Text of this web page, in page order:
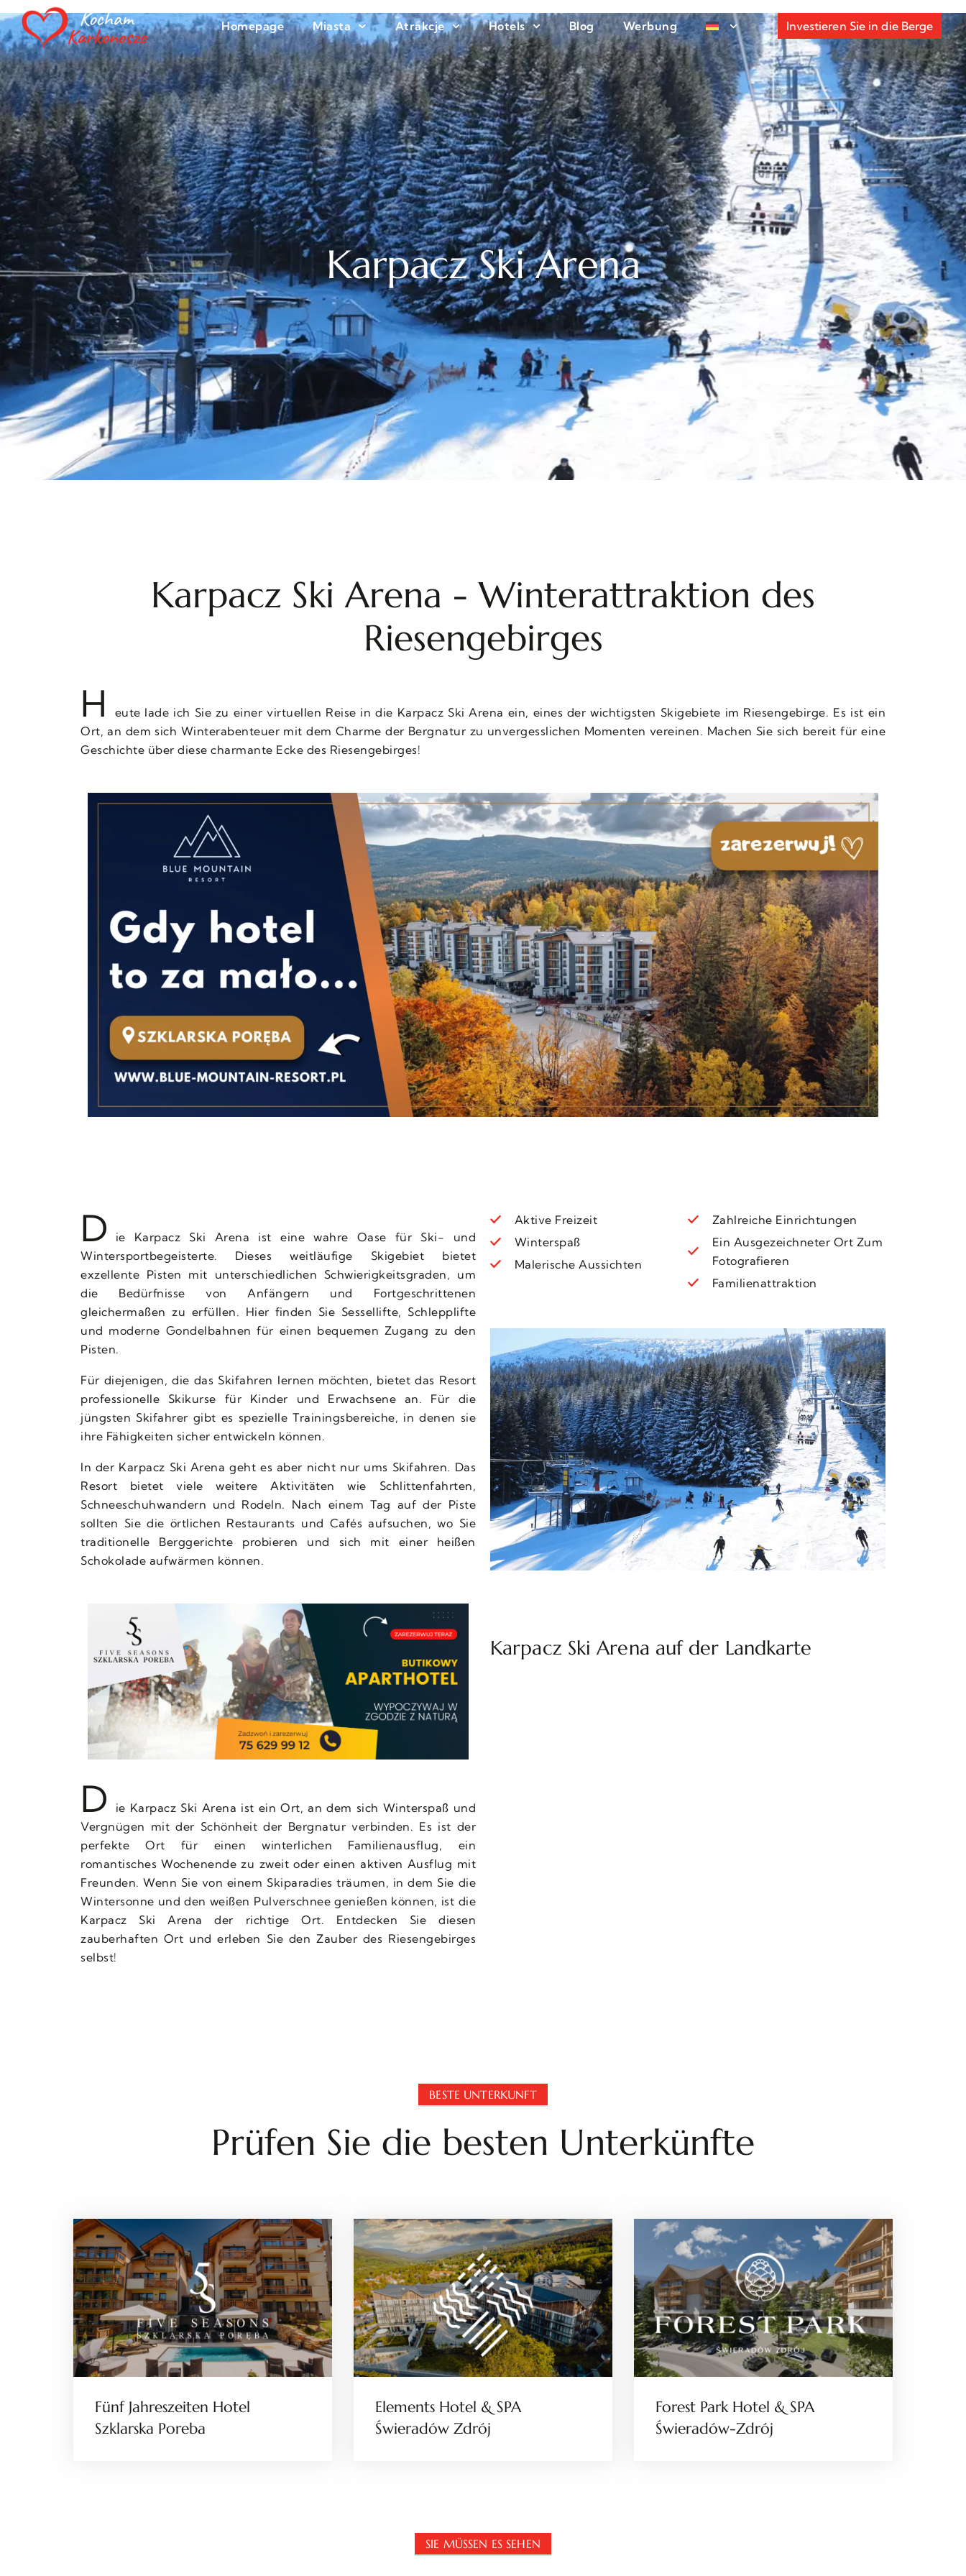
Homepage Miasta Atrakcje Hotels Blog Werbung Investieren Sie in die Berge
Karpacz Ski Arena
Karpacz Ski Arena - Winterattraktion des
Riesengebirges
H
eute lade ich Sie zu einer virtuellen Reise in die Karpacz Ski Arena ein, eines der wichtigsten Skigebiete im Riesengebirge. Es ist ein
Ort, an dem sich Winterabenteuer mit dem Charme der Bergnatur zu unvergesslichen Momenten vereinen. Machen Sie sich bereit für eine
Geschichte über diese charmante Ecke des Riesengebirges!
D
ie Karpacz Ski Arena ist eine wahre Oase für Ski- und
Wintersportbegeisterte. Dieses weitläufige Skigebiet bietet
exzellente Pisten mit unterschiedlichen Schwierigkeitsgraden, um
die Bedürfnisse von Anfängern und Fortgeschrittenen
gleichermaßen zu erfüllen. Hier finden Sie Sessellifte, Schlepplifte
und moderne Gondelbahnen für einen bequemen Zugang zu den
Pisten.
Für diejenigen, die das Skifahren lernen möchten, bietet das Resort
professionelle Skikurse für Kinder und Erwachsene an. Für die
jüngsten Skifahrer gibt es spezielle Trainingsbereiche, in denen sie
ihre Fähigkeiten sicher entwickeln können.
In der Karpacz Ski Arena geht es aber nicht nur ums Skifahren. Das
Resort bietet viele weitere Aktivitäten wie Schlittenfahrten,
Schneeschuhwandern und Rodeln. Nach einem Tag auf der Piste
sollten Sie die örtlichen Restaurants und Cafés aufsuchen, wo Sie
traditionelle Berggerichte probieren und sich mit einer heißen
Schokolade aufwärmen können.
D
ie Karpacz Ski Arena ist ein Ort, an dem sich Winterspaß und
Vergnügen mit der Schönheit der Bergnatur verbinden. Es ist der
perfekte Ort für einen winterlichen Familienausflug, ein
romantisches Wochenende zu zweit oder einen aktiven Ausflug mit
Freunden. Wenn Sie von einem Skiparadies träumen, in dem Sie die
Wintersonne und den weißen Pulverschnee genießen können, ist die
Karpacz Ski Arena der richtige Ort. Entdecken Sie diesen
zauberhaften Ort und erleben Sie den Zauber des Riesengebirges
selbst!
Aktive Freizeit
Winterspaß
Malerische Aussichten
Zahlreiche Einrichtungen
Ein Ausgezeichneter Ort Zum
Fotografieren
Familienattraktion
Karpacz Ski Arena auf der Landkarte
BESTE UNTERKUNFT
Prüfen Sie die besten Unterkünfte
Fünf Jahreszeiten Hotel
Szklarska Poreba
Elements Hotel & SPA
Świeradów Zdrój
Forest Park Hotel & SPA
Świeradów-Zdrój
SIE MÜSSEN ES SEHEN